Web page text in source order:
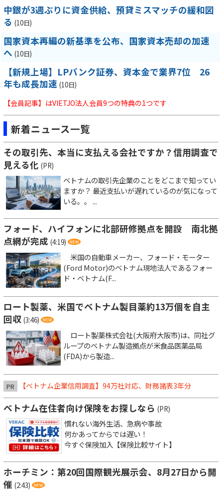
中銀が3週ぶりに資金供給、預貸ミスマッチの緩和図
る (10日)
国家資本再編の新基準を公布、国家資本売却の加速
へ (10日)
【新規上場】LPバンク証券、資本金で業界7位 26
年も成長加速 (10日)
【会員記事】はVIETJO法人会員9つの特典の1つです
新着ニュース一覧
その取引先、本当に支払える会社ですか？信用調査で
見える化 (PR)
ベトナムの取引先企業のことをどこまで知ってい
ますか？ 最近支払いが遅れているのが気になって
いる。。 ...
フォード、ハイフォンに北部研修拠点を開設 南北拠
点網が完成 (4:19)
米国の自動車メーカー、フォード・モーター
(Ford Motor)のベトナム現地法人であるフォー
ド・ベトナム(F...
ロート製薬、米国でベトナム製目薬約13万個を自主
回収 (3:46)
ロート製薬株式会社(大阪府大阪市)は、同社グ
ループのベトナム製造拠点が米食品医薬品局
(FDA)から製造...
PR 【ベトナム企業信用調査】94万社対応、財務諸表3年分
ベトナム在住者向け保険をお探しなら (PR)
慣れない海外生活、急病や事故
何かあってからでは遅い！
今すぐ保険加入【保険比較サイト】
ホーチミン：第20回国際観光展示会、8月27日から開
催 (2:43)